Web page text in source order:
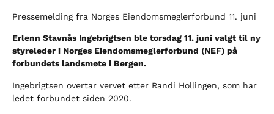
Pressemelding fra Norges Eiendomsmeglerforbund 11. juni
Erlenn Stavnås Ingebrigtsen ble torsdag 11. juni valgt til ny
styreleder i Norges Eiendomsmeglerforbund (NEF) på
forbundets landsmøte i Bergen.
Ingebrigtsen overtar vervet etter Randi Hollingen, som har
ledet forbundet siden 2020.